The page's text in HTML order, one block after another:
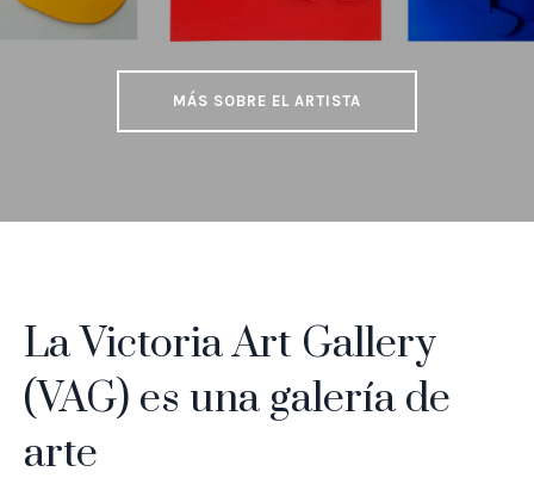
MÁS SOBRE EL ARTISTA
La Victoria Art Gallery
(VAG) es una galería de
arte